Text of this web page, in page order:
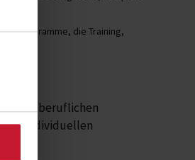
Programme, die Training,
und beruflichen
individuellen